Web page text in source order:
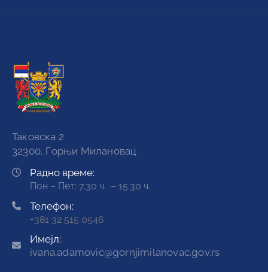
Таковска 2
32300, Горњи Милановац
Радно време:
Пон – Пет: 7.30 ч. – 15.30 ч.
Телефон:
+381 32 515 0546
Имејл:
ivana.adamovic@gornjimilanovac.gov.rs